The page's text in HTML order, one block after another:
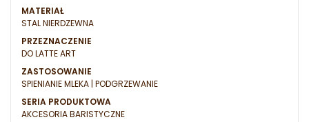
MATERIAŁ
STAL NIERDZEWNA
PRZEZNACZENIE
DO LATTE ART
ZASTOSOWANIE
SPIENIANIE MLEKA | PODGRZEWANIE
SERIA PRODUKTOWA
AKCESORIA BARISTYCZNE